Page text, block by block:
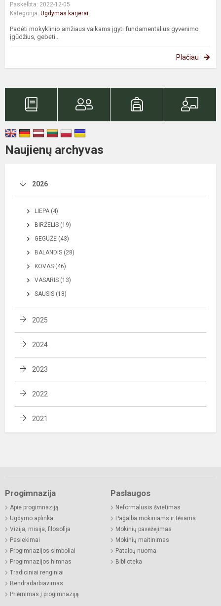
Paskelbta: 2022-12-05
Kategorija: Ugdymas karjerai
Padėti mokyklinio amžiaus vaikams įgyti fundamentalius gyvenimo
įgūdžius, gebėti...
Plačiau
Naujienų archyvas
2026
LIEPA (4)
BIRŽELIS (19)
GEGUŽĖ (43)
BALANDIS (28)
KOVAS (46)
VASARIS (13)
SAUSIS (18)
2025
2024
2023
2022
2021
Progimnazija
Apie progimnaziją
Ugdymo aplinka
Vizija, misija, filosofija
Pasiekimai
Progimnazijos simboliai
Progimnazijos himnas
Tradiciniai renginiai
Bendradarbiavimas
Priėmimas į progimnaziją
Paslaugos
Neformalusis švietimas
Pagalba mokiniams ir tėvams
Mokinių pavėžėjimas
Mokinių maitinimas
Patalpų nuoma
Biblioteka